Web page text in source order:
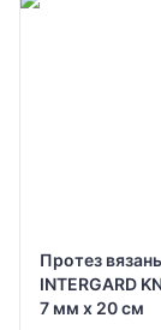
Протез
INTERGARD
7 мм х 20 см